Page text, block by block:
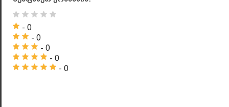
- 0
- 0
- 0
- 0
- 0